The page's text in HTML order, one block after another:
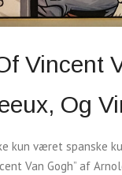
Vincent
Og
kun været spanske
Van Gogh” af